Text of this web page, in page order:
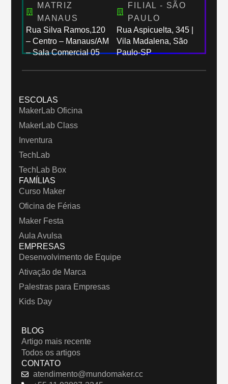
MATRIZ
MANAUS
Rua Silva Ramos,120
– Centro – Manaus/AM
– Sala Comercial 05
FILIAL - SÃO
PAULO
Rua Aspicuelta, 345 |
Vila Madalena, São
Paulo-SP
ESCOLAS
MakerLab Oficina
MakerLab Class
Inventura
TechLab
TechLab Box
FAMÍLIAS
Curso Maker
Oficina de Férias
Maker Festa
Aula Avulsa
EMPRESAS
Desenvolvimento de Equipe
Ativação de Marca
Palestras para Empresas
Kids Day
BLOG
Artigo mais recente
Todos os artigos
CONTATO
atendimento@mundomaker.cc